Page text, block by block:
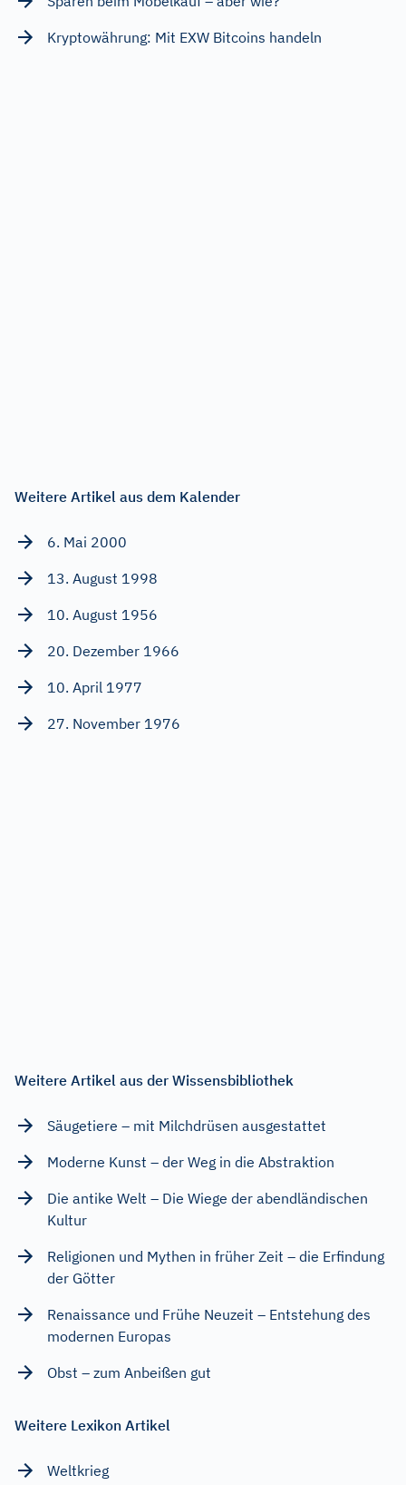
Kryptowährung: Mit EXW Bitcoins handeln
Weitere Artikel aus dem Kalender
6. Mai 2000
13. August 1998
10. August 1956
20. Dezember 1966
10. April 1977
27. November 1976
Weitere Artikel aus der Wissensbibliothek
Säugetiere – mit Milchdrüsen ausgestattet
Moderne Kunst – der Weg in die Abstraktion
Die antike Welt – Die Wiege der abendländischen
Kultur
Religionen und Mythen in früher Zeit – die Erfindung
der Götter
Renaissance und Frühe Neuzeit – Entstehung des
modernen Europas
Obst – zum Anbeißen gut
Weitere Lexikon Artikel
Weltkrieg